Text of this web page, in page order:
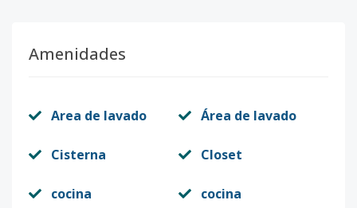
Amenidades
Area de lavado Área de lavado
Cisterna Closet
cocina cocina